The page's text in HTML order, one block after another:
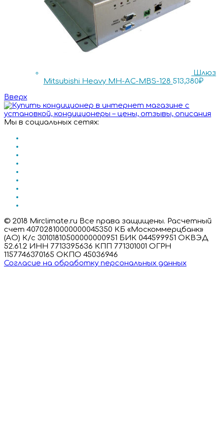
Шлюз
Mitsubishi Heavy MH-AC-MBS-128 513,380₽
Вверх
Мы в социальных сетях:
© 2018 Mirclimate.ru Все права защищены. Расчетный
счет 40702810000000045350 КБ «Москоммерцбанк»
(АО) К/с 30101810500000000951 БИК 044599951 ОКВЭД
52.61.2 ИНН 7713395636 КПП 771301001 ОГРН
1157746370165 ОКПО 45036946
Согласие на обработку персональных данных